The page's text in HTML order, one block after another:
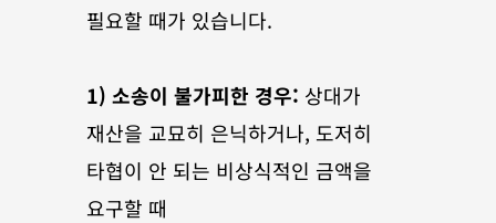
필요할 때가 있습니다.
1) 소송이 불가피한 경우: 상대가
재산을 교묘히 은닉하거나, 도저히
타협이 안 되는 비상식적인 금액을
요구할 때